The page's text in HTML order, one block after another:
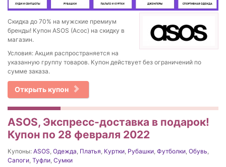
Скидка до 70% на мужские премиум
бренды! Купон ASOS (Асос) на скидку в
магазин.
Условия: Акция распространяется на
указанную группу товаров. Купон действует без ограничений по
сумме заказа.
Открыть купон
ASOS, Экспресс-доставка в подарок!
Купон по 28 февраля 2022
Купоны: ASOS Одежда Платья Куртки Рубашки Футболки Обувь
Сапоги Туфли Сумки